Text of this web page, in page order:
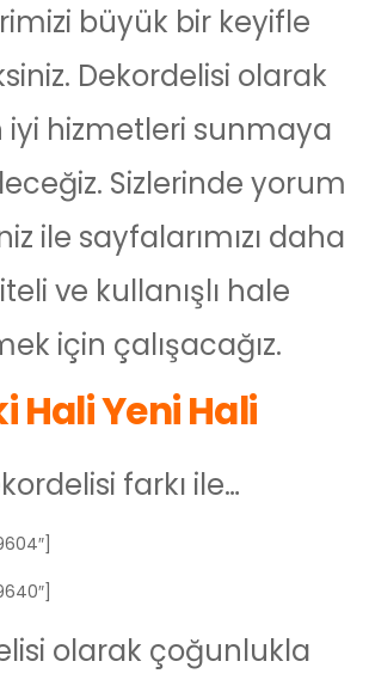
büyük bir keyifle
Dekordelisi olarak
iyi hizmetleri sunmaya
Sizlerinde yorum
ile sayfalarımızı daha
ve kullanışlı hale
için çalışacağız.
Hali Yeni Hali
farkı ile…
olarak çoğunlukla